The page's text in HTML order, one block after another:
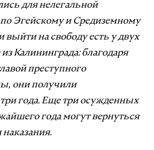
для нелегальной
Эгейскому и Средиземному
на свободу есть у двух
Калининграда: благодаря
преступного
они получили
года. Еще три осужденных
года могут вернуться